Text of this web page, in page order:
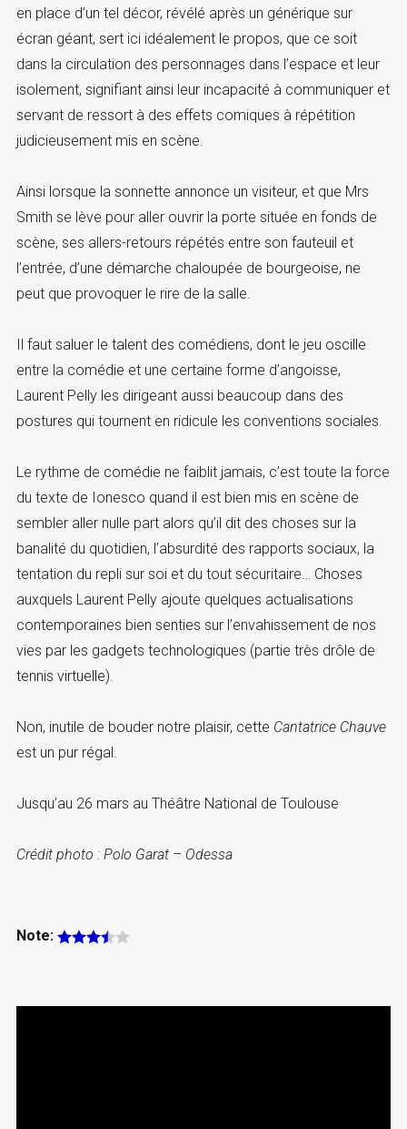
en place d’un tel décor, révélé après un générique sur
écran géant, sert ici idéalement le propos, que ce soit
dans la circulation des personnages dans l’espace et leur
isolement, signifiant ainsi leur incapacité à communiquer et
servant de ressort à des effets comiques à répétition
judicieusement mis en scène.
Ainsi lorsque la sonnette annonce un visiteur, et que Mrs
Smith se lève pour aller ouvrir la porte située en fonds de
scène, ses allers-retours répétés entre son fauteuil et
l’entrée, d’une démarche chaloupée de bourgeoise, ne
peut que provoquer le rire de la salle.
Il faut saluer le talent des comédiens, dont le jeu oscille
entre la comédie et une certaine forme d’angoisse,
Laurent Pelly les dirigeant aussi beaucoup dans des
postures qui tournent en ridicule les conventions sociales.
Le rythme de comédie ne faiblit jamais, c’est toute la force
du texte de Ionesco quand il est bien mis en scène de
sembler aller nulle part alors qu’il dit des choses sur la
banalité du quotidien, l’absurdité des rapports sociaux, la
tentation du repli sur soi et du tout sécuritaire… Choses
auxquels Laurent Pelly ajoute quelques actualisations
contemporaines bien senties sur l’envahissement de nos
vies par les gadgets technologiques (partie très drôle de
tennis virtuelle).
Non, inutile de bouder notre plaisir, cette Cantatrice Chauve
est un pur régal.
Jusqu’au 26 mars au Théâtre National de Toulouse
Crédit photo : Polo Garat – Odessa
Note: